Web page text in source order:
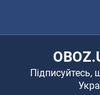
Підписуйтесь,